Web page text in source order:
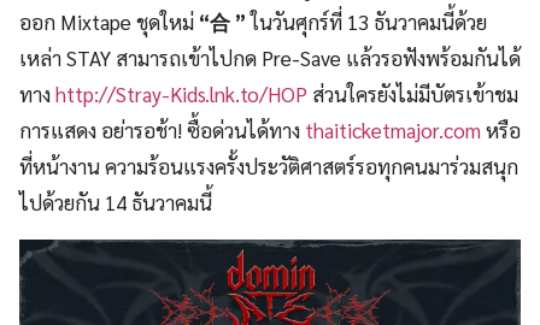
ออก Mixtape ชุดใหม่ “合 ”ในวันศุกร์ที่ 13 ธันวาคมนี้ด้วย
เหล่า STAY สามารถเข้าไปกด Pre-Save แล้วรอฟังพร้อมกันได้
ทางhttp://Stray-Kids.lnk.to/HOP ส่วนใครยังไม่มีบัตรเข้าชม
การแสดง อย่ารอช้า! ซื้อด่วนได้ทาง thaiticketmajor.comหรือ
ที่หน้างาน ความร้อนแรงครั้งประวัติศาสตร์รอทุกคนมาร่วมสนุก
ไปด้วยกัน 14 ธันวาคมนี้